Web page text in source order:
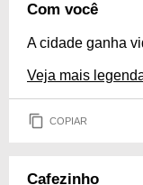
Com você
A cidade ganha
Veja mais
COPIAR
Cafezinho